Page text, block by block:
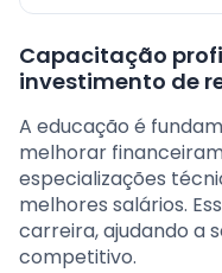
Capacitação
investimento de
A educação é
melhorar
especializações
melhores salários.
carreira, ajudando a
competitivo.